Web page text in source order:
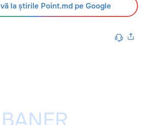
la știrile Point.md pe Google